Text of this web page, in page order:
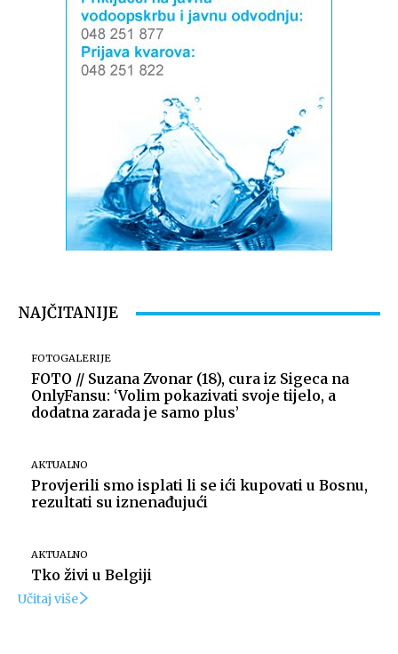
NAJČITANIJE
FOTOGALERIJE
FOTO // Suzana Zvonar (18), cura iz Sigeca na
OnlyFansu: ‘Volim pokazivati svoje tijelo, a
dodatna zarada je samo plus’
AKTUALNO
Provjerili smo isplati li se ići kupovati u Bosnu,
rezultati su iznenađujući
AKTUALNO
Tko živi u Belgiji
Učitaj više